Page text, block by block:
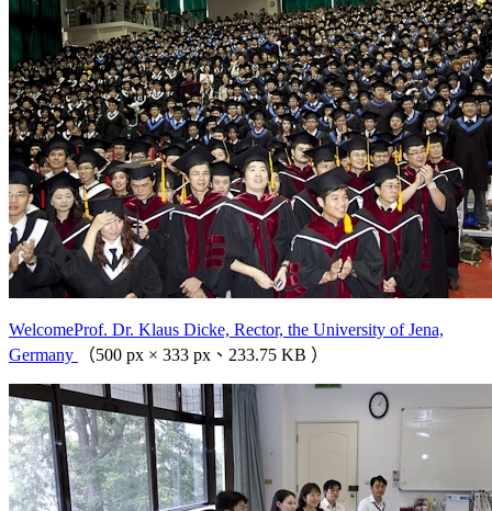
WelcomeProf. Dr. Klaus Dicke, Rector, the University of Jena,
Germany
（500 px × 333 px、233.75 KB ）